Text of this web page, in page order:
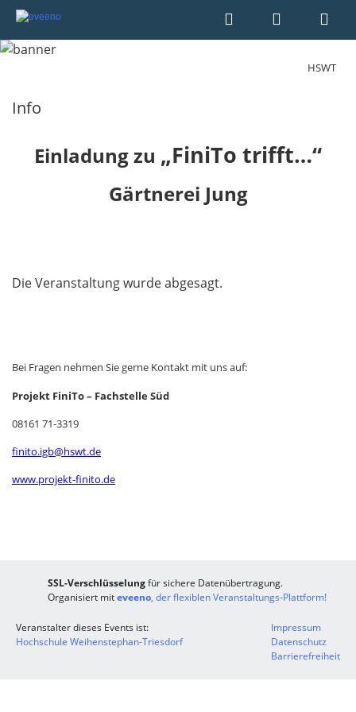
HSWT
Info
Einladung zu „FiniTo trifft…“
Gärtnerei Jung
Die Veranstaltung wurde abgesagt.
Bei Fragen nehmen Sie gerne Kontakt mit uns auf:
Projekt FiniTo – Fachstelle Süd
08161 71-3319
finito.igb@hswt.de
www.projekt-finito.de
SSL-Verschlüsselungfür sichere Datenübertragung.
Organisiert miteveeno, der flexiblen Veranstaltungs-Plattform!
Veranstalter dieses Events ist:
Hochschule Weihenstephan-Triesdorf
Impressum
Datenschutz
Barrierefreiheit